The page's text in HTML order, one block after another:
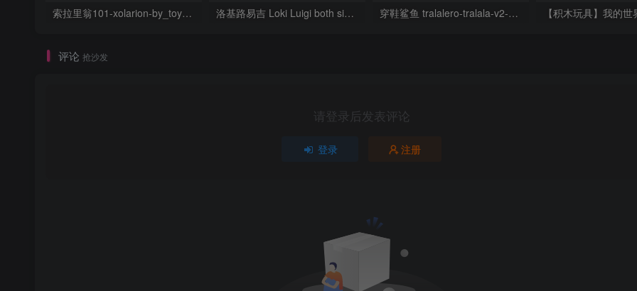
索拉里翁101-xolarion-by_toymakr3d 洛基路易吉 Loki Luigi both sizes 穿鞋鲨鱼 tralalero-tralala-v2-articulated-toy20250423-1-nueg5v
评论 抢沙发
请登录后发表评论
登录 注册